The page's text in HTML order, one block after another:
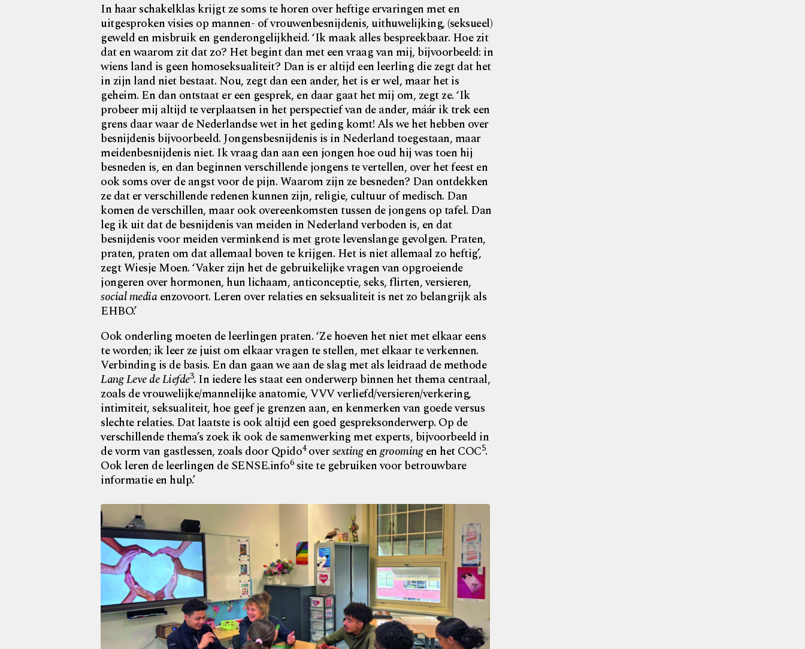
In haar schakelklas krijgt ze soms te horen over heftige ervaringen met en
uitgesproken visies op mannen- of vrouwenbesnijdenis, uithuwelijking, (seksueel)
geweld en misbruik en genderongelijkheid. ‘Ik maak alles bespreekbaar. Hoe zit
dat en waarom zit dat zo? Het begint dan met een vraag van mij, bijvoorbeeld: in
wiens land is geen homoseksualiteit? Dan is er altijd een leerling die zegt dat het
in zijn land niet bestaat. Nou, zegt dan een ander, het is er wel, maar het is
geheim. En dan ontstaat er een gesprek, en daar gaat het mij om, zegt ze. ‘Ik
probeer mij altijd te verplaatsen in het perspectief van de ander, máár ik trek een
grens daar waar de Nederlandse wet in het geding komt! Als we het hebben over
besnijdenis bijvoorbeeld. Jongensbesnijdenis is in Nederland toegestaan, maar
meidenbesnijdenis niet. Ik vraag dan aan een jongen hoe oud hij was toen hij
besneden is, en dan beginnen verschillende jongens te vertellen, over het feest en
ook soms over de angst voor de pijn. Waarom zijn ze besneden? Dan ontdekken
ze dat er verschillende redenen kunnen zijn, religie, cultuur of medisch. Dan
komen de verschillen, maar ook overeenkomsten tussen de jongens op tafel. Dan
leg ik uit dat de besnijdenis van meiden in Nederland verboden is, en dat
besnijdenis voor meiden verminkend is met grote levenslange gevolgen. Praten,
praten, praten om dat allemaal boven te krijgen. Het is niet allemaal zo heftig’,
zegt Wiesje Moen. ‘Vaker zijn het de gebruikelijke vragen van opgroeiende
jongeren over hormonen, hun lichaam, anticonceptie, seks, flirten, versieren,
social mediaenzovoort. Leren over relaties en seksualiteit is net zo belangrijk als
EHBO.’
Ook onderling moeten de leerlingen praten. ‘Ze hoeven het niet met elkaar eens
te worden; ik leer ze juist om elkaar vragen te stellen, met elkaar te verkennen.
Verbinding is de basis. En dan gaan we aan de slag met als leidraad de methode
Lang Leve de Liefde3. In iedere les staat een onderwerp binnen het thema centraal,
zoals de vrouwelijke/mannelijke anatomie, VVV verliefd/versieren/verkering,
intimiteit, seksualiteit, hoe geef je grenzen aan, en kenmerken van goede versus
slechte relaties. Dat laatste is ook altijd een goed gespreksonderwerp. Op de
verschillende thema’s zoek ik ook de samenwerking met experts, bijvoorbeeld in
de vorm van gastlessen, zoals door Qpido4oversextingengroomingen het COC5.
Ook leren de leerlingen de SENSE.info6site te gebruiken voor betrouwbare
informatie en hulp.’